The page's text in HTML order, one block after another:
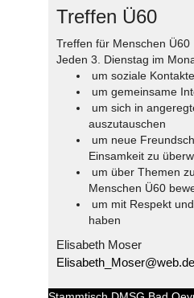
Treffen Ü60
Treffen für Menschen Ü60
Jeden 3. Dienstag im
um soziale
um gemeinsame
um sich in
auszutauschen
um neue
Einsamkeit zu
um über Themen
Menschen Ü60
um mit Respekt
haben
Elisabeth Moser
Elisabeth_Moser@web.de